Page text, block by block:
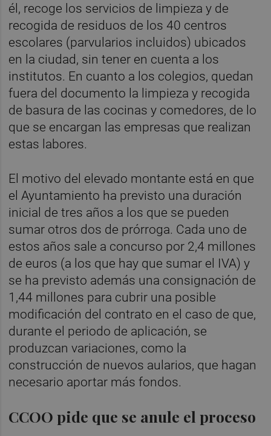
él, recoge los servicios de limpieza y de
recogida de residuos de los 40 centros
escolares (parvularios incluidos) ubicados
en la ciudad, sin tener en cuenta a los
institutos. En cuanto a los colegios, quedan
fuera del documento la limpieza y recogida
de basura de las cocinas y comedores, de lo
que se encargan las empresas que realizan
estas labores.
El motivo del elevado montante está en que
el Ayuntamiento ha previsto una duración
inicial de tres años a los que se pueden
sumar otros dos de prórroga. Cada uno de
estos años sale a concurso por 2,4 millones
de euros (a los que hay que sumar el IVA) y
se ha previsto además una consignación de
1,44 millones para cubrir una posible
modificación del contrato en el caso de que,
durante el periodo de aplicación, se
produzcan variaciones, como la
construcción de nuevos aularios, que hagan
necesario aportar más fondos.
CCOO pide que se anule el proceso